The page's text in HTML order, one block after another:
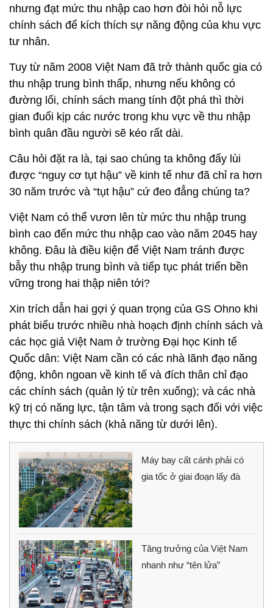
nhưng đạt mức thu nhập cao hơn đòi hỏi nỗ lực
chính sách để kích thích sự năng động của khu vực
tư nhân.
Tuy từ năm 2008 Việt Nam đã trở thành quốc gia có
thu nhập trung bình thấp, nhưng nếu không có
đường lối, chính sách mang tính đột phá thì thời
gian đuổi kịp các nước trong khu vực về thu nhập
bình quân đầu người sẽ kéo rất dài.
Câu hỏi đặt ra là, tại sao chúng ta không đẩy lùi
được “nguy cơ tụt hậu” về kinh tế như đã chỉ ra hơn
30 năm trước và “tụt hậu” cứ đeo đẳng chúng ta?
Việt Nam có thể vươn lên từ mức thu nhập trung
bình cao đến mức thu nhập cao vào năm 2045 hay
không. Đâu là điều kiện để Việt Nam tránh được
bẫy thu nhập trung bình và tiếp tục phát triển bền
vững trong hai thập niên tới?
Xin trích dẫn hai gợi ý quan trọng của GS Ohno khi
phát biểu trước nhiều nhà hoạch định chính sách và
các học giả Việt Nam ở trường Đại học Kinh tế
Quốc dân: Việt Nam cần có các nhà lãnh đạo năng
động, khôn ngoan về kinh tế và đích thân chỉ đạo
các chính sách (quản lý từ trên xuống); và các nhà
kỹ trị có năng lực, tận tâm và trong sạch đối với việc
thực thi chính sách (khả năng từ dưới lên).
Máy bay cất cánh phải có
gia tốc ở giai đoạn lấy đà
Tăng trưởng của Việt Nam
nhanh như “tên lửa”